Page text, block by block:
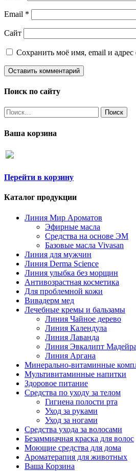
Email *
Сайт
Сохранить моё имя, email и
Поиск по сайту
Найти:
Ваша корзина
Перейти в корзину
Каталог продукции
Линия Мир Ароматов
Эфирные масла
Средства на основе ЭМ
Базовые масла Vivasan
Линия для мужчин
Линия Derma Science
Линия улыбка без морщин
Антивозрастная косметика
Для проблемной кожи
Вивадерм мед
Лечебные кремы и бальзамы
Линия Чайное дерево
Линия Календула
Линия Лаванда
Линия Эвкалипт Мадейра
Линия Аргана
Минерально-витаминные
Мультивитаминные напитки
Здоровое питание
Средства по уходу за телом
Гигиена полости рта
Уход за руками
Уход за ногами
Средства ухода за волосами
Безаммиачная краска для волос
Моющие средства для дома
Ароматерапия для животных
Ваша Корзина